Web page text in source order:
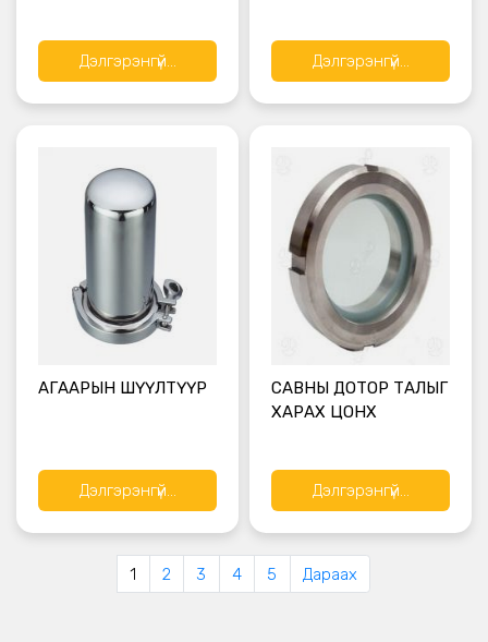
Дэлгэрэнгүй... Дэлгэрэнгүй...
АГААРЫН ШҮҮЛТҮҮР
Дэлгэрэнгүй...
САВНЫ ДОТОР ТАЛЫГ
ХАРАХ ЦОНХ
Дэлгэрэнгүй...
1 2 3 4 5 Дараах